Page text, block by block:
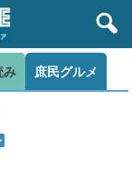
み 庶民グルメ